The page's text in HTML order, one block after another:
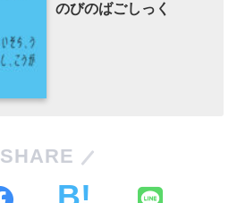
のびのばごしっく
SHARE